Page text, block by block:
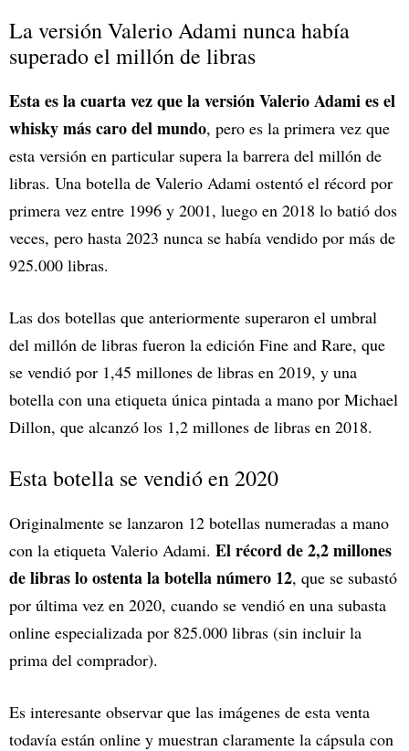
La versión Valerio Adami nunca había
superado el millón de libras
Esta es la cuarta vez que la versión Valerio Adami es el
whisky más caro del mundo, pero es la primera vez que
esta versión en particular supera la barrera del millón de
libras. Una botella de Valerio Adami ostentó el récord por
primera vez entre 1996 y 2001, luego en 2018 lo batió dos
veces, pero hasta 2023 nunca se había vendido por más de
925.000 libras.
Las dos botellas que anteriormente superaron el umbral
del millón de libras fueron la edición Fine and Rare, que
se vendió por 1,45 millones de libras en 2019, y una
botella con una etiqueta única pintada a mano por Michael
Dillon, que alcanzó los 1,2 millones de libras en 2018.
Esta botella se vendió en 2020
Originalmente se lanzaron 12 botellas numeradas a mano
con la etiqueta Valerio Adami. El récord de 2,2 millones
de libras lo ostenta la botella número 12, que se subastó
por última vez en 2020, cuando se vendió en una subasta
online especializada por 825.000 libras (sin incluir la
prima del comprador).
Es interesante observar que las imágenes de esta venta
todavía están online y muestran claramente la cápsula con